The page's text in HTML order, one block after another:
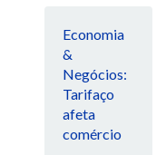
Economia
&
Negócios:
Tarifaço
afeta
comércio